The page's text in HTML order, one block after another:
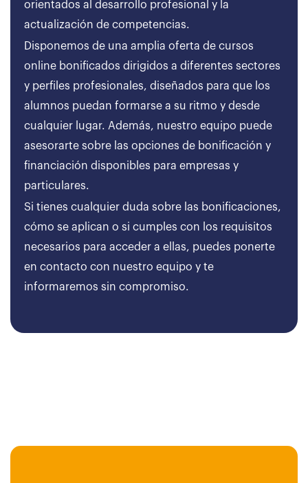
orientados al desarrollo profesional y la
actualización de competencias.
Disponemos de una amplia oferta de cursos
online bonificados dirigidos a diferentes sectores
y perfiles profesionales, diseñados para que los
alumnos puedan formarse a su ritmo y desde
cualquier lugar. Además, nuestro equipo puede
asesorarte sobre las opciones de bonificación y
financiación disponibles para empresas y
particulares.
Si tienes cualquier duda sobre las bonificaciones,
cómo se aplican o si cumples con los requisitos
necesarios para acceder a ellas, puedes ponerte
en contacto con nuestro equipo y te
informaremos sin compromiso.